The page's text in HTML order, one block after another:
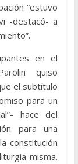
“estuvo
-destacó- a
en el
quiso
el subtítulo
para un
hace del
para una
constitución
misma.